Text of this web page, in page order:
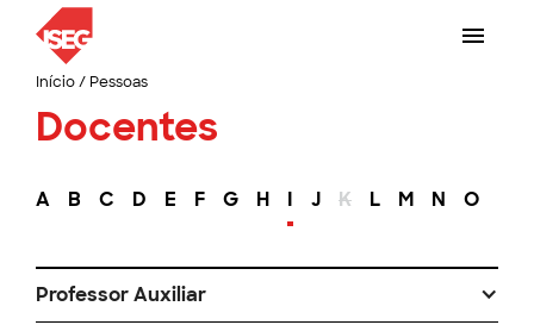
Início/ Pessoas
Docentes
A B C D E F G H I J K L M N O
Professor Auxiliar